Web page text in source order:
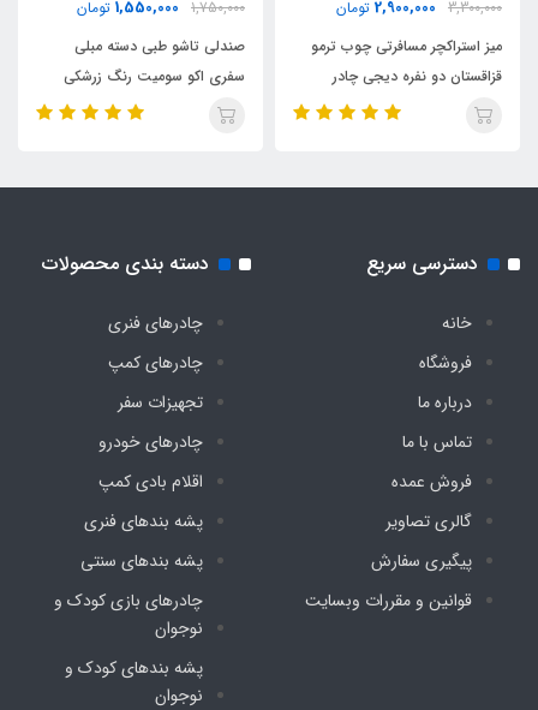
3,300,000
2,900,000 تومان
میز استراکچر مسافرتی چوب ترمو
قزاقستان دو نفره دیجی چادر
1,750,000
1,550,000 تومان
صندلی تاشو طبی دسته مبلی
سفری اکو سومیت رنگ زرشکی
دسترسی سریع
خانه
فروشگاه
درباره ما
تماس با ما
فروش عمده
گالری تصاویر
پیگیری سفارش
قوانین و مقررات وبسایت
دسته بندی محصولات
چادرهای فنری
چادرهای کمپ
تجهیزات سفر
چادرهای خودرو
اقلام بادی کمپ
پشه‌ بندهای فنری
پشه‌ بندهای سنتی
چادرهای بازی کودک و
نوجوان
پشه‌ بندهای کودک و
نوجوان